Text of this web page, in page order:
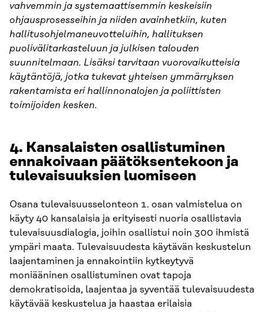
vahvemmin ja systemaattisemmin keskeisiin
ohjausprosesseihin ja niiden avainhetkiin, kuten
hallitusohjelmaneuvotteluihin, hallituksen
puolivälitarkasteluun ja julkisen talouden
suunnitelmaan. Lisäksi tarvitaan vuorovaikutteisia
käytäntöjä, jotka tukevat yhteisen ymmärryksen
rakentamista eri hallinnonalojen ja poliittisten
toimijoiden kesken.
4. Kansalaisten osallistuminen
ennakoivaan päätöksentekoon ja
tulevaisuuksien luomiseen
Osana tulevaisuusselonteon 1. osan valmistelua on
käyty 40 kansalaisia ja erityisesti nuoria osallistavia
tulevaisuusdialogia, joihin osallistui noin 300 ihmistä
ympäri maata. Tulevaisuudesta käytävän keskustelun
laajentaminen ja ennakointiin kytkeytyvä
moniääninen osallistuminen ovat tapoja
demokratisoida, laajentaa ja syventää tulevaisuudesta
käytävää keskustelua ja haastaa erilaisia